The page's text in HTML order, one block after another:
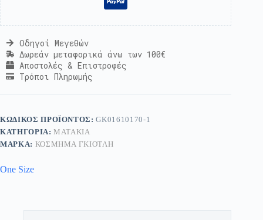
Οδηγοί Μεγεθών
Δωρεάν μεταφορικά άνω των 100€
Αποστολές & Επιστροφές
Τρόποι Πληρωμής
ΚΩΔΙΚΌΣ ΠΡΟΪΌΝΤΟΣ:GK01610170-1
ΚΑΤΗΓΟΡΊΑ:ΜΑΤΆΚΙΑ
ΜΆΡΚΑ: ΚΟΣΜΗΜΑ ΓΚΙΟΤΛΗ
One Size